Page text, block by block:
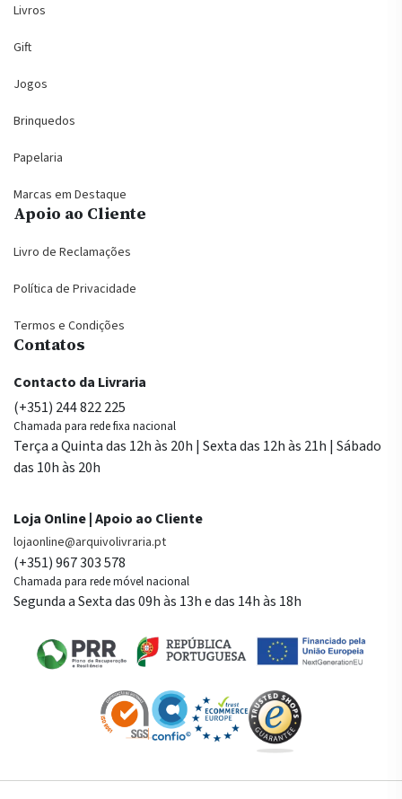
Livros
Gift
Jogos
Brinquedos
Papelaria
Marcas em Destaque
Apoio ao Cliente
Livro de Reclamações
Política de Privacidade
Termos e Condições
Contatos
Contacto da Livraria
(+351) 244 822 225
Chamada para rede fixa nacional
Terça a Quinta das 12h às 20h | Sexta das 12h às 21h | Sábado
das 10h às 20h
Loja Online | Apoio ao Cliente
lojaonline@arquivolivraria.pt
(+351) 967 303 578
Chamada para rede móvel nacional
Segunda a Sexta das 09h às 13h e das 14h às 18h